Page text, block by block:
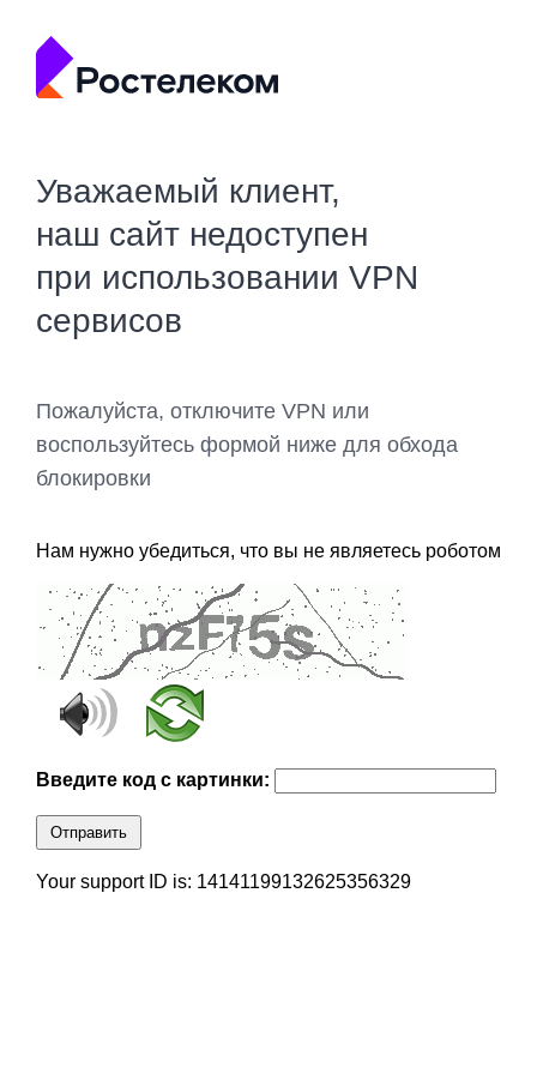
Уважаемый клиент,
наш сайт недоступен
при использовании VPN
сервисов
Пожалуйста, отключите VPN или
воспользуйтесь формой ниже для обхода
блокировки
Нам нужно убедиться, что вы не являетесь роботом
Введите код с картинки:
Отправить
Your support ID is: 14141199132625356329